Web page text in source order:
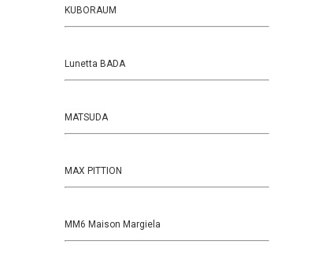
KUBORAUM
Lunetta BADA
MATSUDA
MAX PITTION
MM6 Maison Margiela